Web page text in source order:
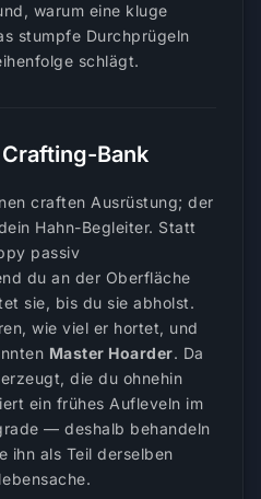
warum eine kluge
stumpfe Durchprügeln
schlägt.
Bank
craften Ausrüstung; der
Hahn-Begleiter. Statt
passiv
du an der Oberfläche
sie, bis du sie abholst.
wie viel er hortet, und
Master Hoarder. Da
die du ohnehin
ein frühes Aufleveln im
— deshalb behandeln
ihn als Teil derselben